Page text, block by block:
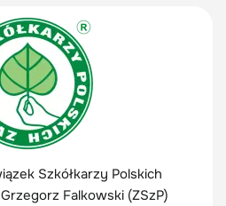
Szkółkarzy Polskich
Grzegorz Falkowski (ZSzP)